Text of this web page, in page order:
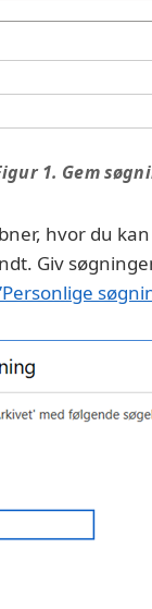
1. Gem
hvor du
Giv